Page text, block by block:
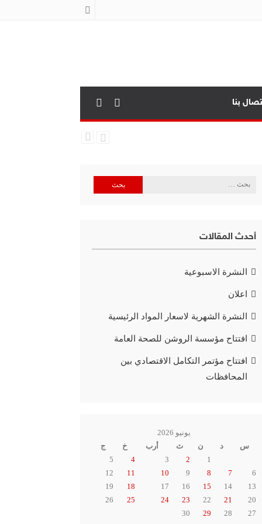
بنا
البحث
أحدث المقالات
النشرة الاسبوعية
اعلان
النشرة الشهرية لاسعار المواد الرئيسية
افتتاح مؤسسة الروشن للصحة العامة
افتتاح مؤتمر التكامل الاقتصادي بين
المحافظات
يونيو 2026
س
د ن ث أرب خ
ج
1
2
3
4
5
6
7
8
9
10
11
12
13
14
15
16
17
18
19
20
21
22
23
24
25
26
27
28
29
30